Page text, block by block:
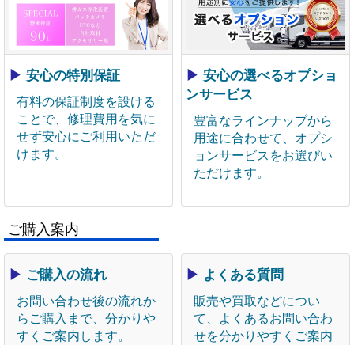
▶ 安心の特別保証
有料の保証制度を設ける
ことで、修理費用を気に
せず安心にご利用いただ
けます。
▶ 安心の選べるオプショ
ンサービス
豊富なラインナップから
用途に合わせて、オプシ
ョンサービスをお選びい
ただけます。
ご購入案内
▶ ご購入の流れ
お問い合わせ後の流れか
らご購入まで、分かりや
すくご案内します。
▶ よくある質問
販売や買取などについ
て、よくあるお問い合わ
せを分かりやすくご案内